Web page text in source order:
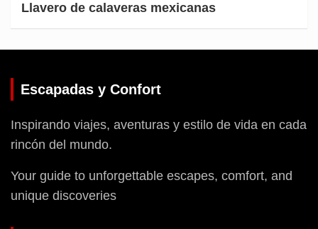
Llavero de calaveras mexicanas
Escapadas y Confort
Inspirando viajes, aventuras y estilo de vida en cada
rincón del mundo.
Your guide to unforgettable escapes, comfort, and
unique discoveries